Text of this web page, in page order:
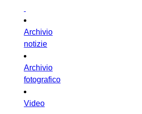
Archivio
notizie
Archivio
fotografico
Video